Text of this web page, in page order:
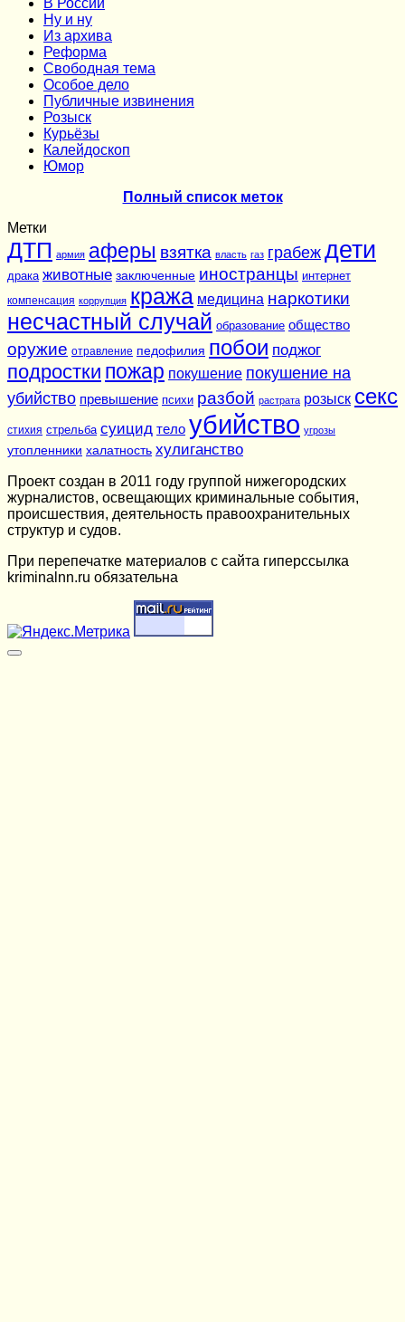
Ну и ну
Из архива
Реформа
Cвободная тема
Особое дело
Публичные извинения
Розыск
Курьёзы
Калейдоскоп
Юмор
Полный список меток
Метки
ДТП армия аферы взятка власть газ грабеж дети
драка животные заключенные иностранцы интернет
компенсация коррупция кража медицина наркотики
несчастный случай образование общество
оружие отравление педофилия побои поджог
подростки пожар покушение покушение на
убийство превышение психи разбой растрата розыск секс
стихия стрельба суицид тело убийство угрозы
утопленники халатность хулиганство
Проект создан в 2011 году группой нижегородских
журналистов, освещающих криминальные события,
происшествия, деятельность правоохранительных
структур и судов.
При перепечатке материалов c сайта гиперссылка
kriminalnn.ru обязательна